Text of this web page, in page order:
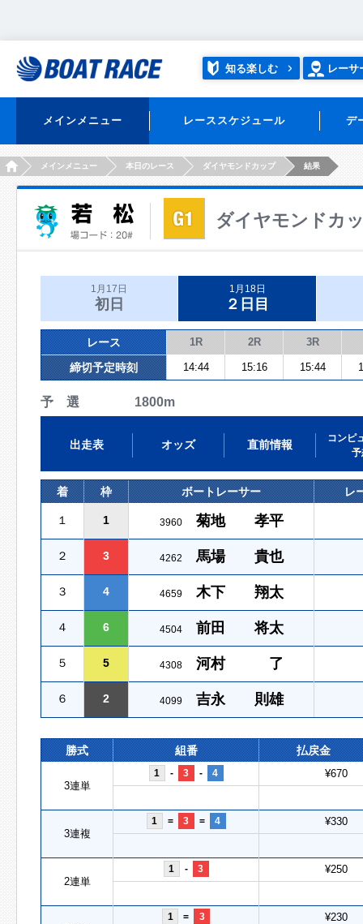
知る楽しむ レーサ
メインメニュー レーススケジュール デ
HOMEメインメニュー 本日のレース ダイヤモンドカップ 結果
ダイヤモンドカ
1月17日
初日
1月18日
２日目
レース 1R 2R 3R
締切予定時刻 14:44 15:16 15:44
予 選 1800m
出走表 オッズ 直前情報
コンピ
予
着 枠 ボートレーサー レ
１ 1 3960 菊地 孝平
２ 3 4262 馬場 貴也
３ 4 4659 木下 翔太
４ 6 4504 前田 将太
５ 5 4308 河村 了
６ 2 4099 吉永 則雄
勝式 組番 払戻金
3連単
1 - 3 - 4 ¥670
3連複
1 = 3 = 4 ¥330
2連単
1 - 3 ¥250
1 = 3 ¥230